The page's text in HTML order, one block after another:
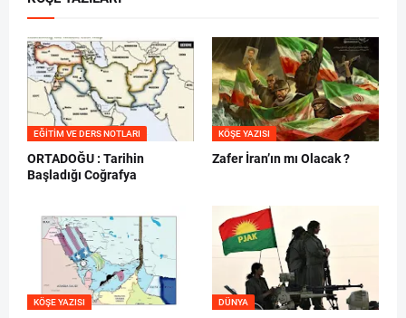
EĞITIM VE DERS NOTLARI
ORTADOĞU : Tarihin
Başladığı Coğrafya
KÖŞE YAZISI
Zafer İran’ın mı Olacak ?
KÖŞE YAZISI DÜNYA